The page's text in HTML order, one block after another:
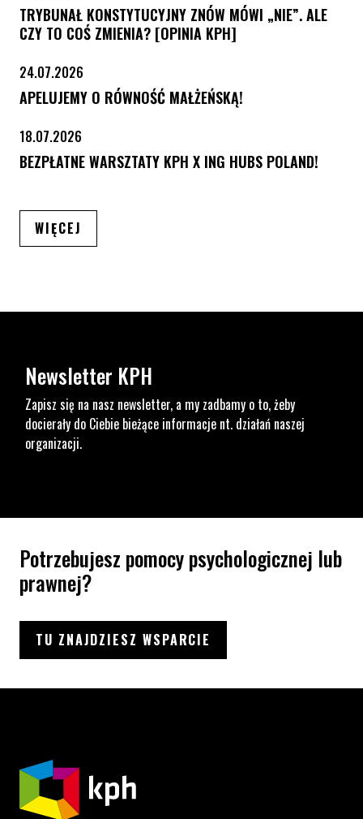
TRYBUNAŁ KONSTYTUCYJNY ZNÓW MÓWI „NIE”. ALE
CZY TO COŚ ZMIENIA? [OPINIA KPH]
24.07.2026
APELUJEMY O RÓWNOŚĆ MAŁŻEŃSKĄ!
18.07.2026
BEZPŁATNE WARSZTATY KPH X ING HUBS POLAND!
WIĘCEJ
Newsletter KPH
Zapisz się na nasz newsletter, a my zadbamy o to, żeby
docierały do Ciebie bieżące informacje nt. działań naszej
organizacji.
Potrzebujesz pomocy psychologicznej lub
prawnej?
TU ZNAJDZIESZ WSPARCIE